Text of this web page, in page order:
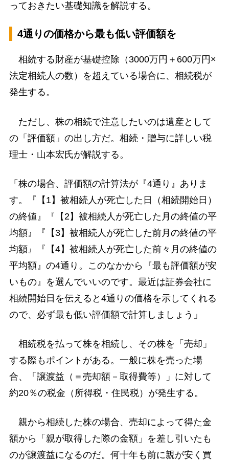
っておきたい基礎知識を解説する。
4通りの価格から最も低い評価額を
相続する財産が基礎控除（3000万円＋600万円×
法定相続人の数）を超えている場合に、相続税が
発生する。
ただし、株の相続で注意したいのは遺産として
の「評価額」の出し方だ。相続・贈与に詳しい税
理士・山本宏氏が解説する。
「株の場合、評価額の計算法が『4通り』ありま
す。『【1】被相続人が死亡した日（相続開始日）
の終値』『【2】被相続人が死亡した月の終値の平
均額』『【3】被相続人が死亡した前月の終値の平
均額』『【4】被相続人が死亡した前々月の終値の
平均額』の4通り。このなかから『最も評価額が安
いもの』を選んでいいのです。最近は証券会社に
相続開始日を伝えると4通りの価格を示してくれる
ので、必ず最も低い評価額で計算しましょう」
相続税を払って株を相続し、その株を「売却」
する際もポイントがある。一般に株を売った場
合、「譲渡益（＝売却額－取得費等）」に対して
約20％の税金（所得税・住民税）が発生する。
親から相続した株の場合、売却によって得た金
額から「親が取得した際の金額」を差し引いたも
のが譲渡益になるのだ。何十年も前に親が安く買